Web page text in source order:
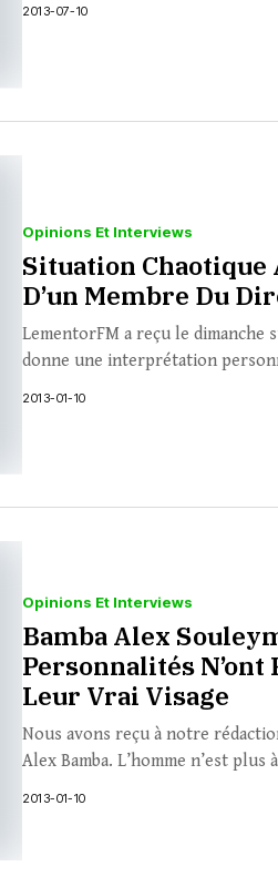
2013-07-10
Opinions Et Interviews
Situation Chaotique
D’un Membre Du
LementorFM a reçu le dimanche
donne une interprétation
2013-01-10
Opinions Et Interviews
Bamba Alex
Personnalités N’ont
Leur Vrai Visage
Nous avons reçu à notre
Alex Bamba. L’homme n’est
2013-01-10